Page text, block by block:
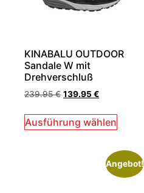
KINABALU OUTDOOR
Sandale W mit
Drehverschluß
239.95€ 139.95€
Ausführung wählen
Angebot!